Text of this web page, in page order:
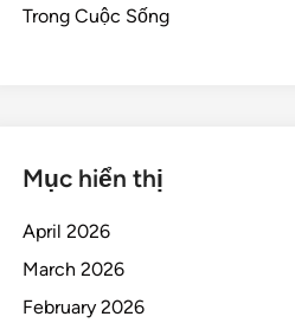
Trong Cuộc Sống
Mục hiển thị
April 2026
March 2026
February 2026